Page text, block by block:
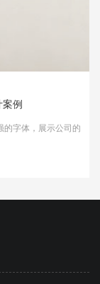
例
的字体，展示公司的